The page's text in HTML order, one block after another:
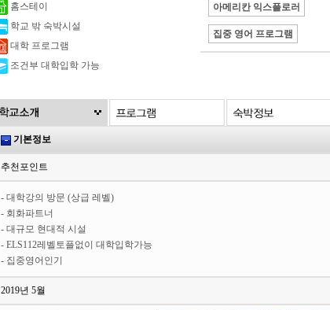
홈스테이
학교 밖 숙박시설
대학 프로그램
조건부 대학입학 가능
아메리칸 익스플로러
집중 영어 프로그램
기본정보
추천포인트
- 대학강의 방문 (상급 레벨)
- 회화파트너
- 대규모 현대적 시설
- ELS112레벨토플없이 대학입학가능
- 집중영어인기
2019년 5월